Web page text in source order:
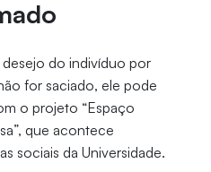
do indivíduo por
for saciado, ele pode
o projeto “Espaço
que acontece
sociais da Universidade.